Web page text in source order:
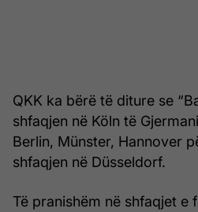
QKK ka bërë të diture se
shfaqjen në Köln të
Berlin, Münster, Hannover
shfaqjen në Düsseldorf.
Të pranishëm në shfaqjet e